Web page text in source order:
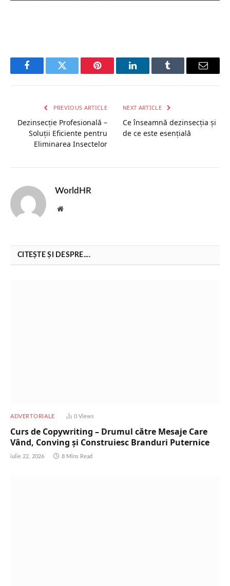
FacebookTwitter Pinterest LinkedInTumblr Email
PREVIOUS ARTICLE
Dezinsecție Profesională –
Soluții Eficiente pentru
Eliminarea Insectelor
NEXT ARTICLE
Ce înseamnă dezinsecția și
de ce este esențială
WorldHR
Website
CITEȘTE ȘI DESPRE....
ADVERTORIALE 0 Views
Curs de Copywriting – Drumul către Mesaje Care
Vând, Conving și Construiesc Branduri Puternice
iulie 22, 2026 8 Mins Read